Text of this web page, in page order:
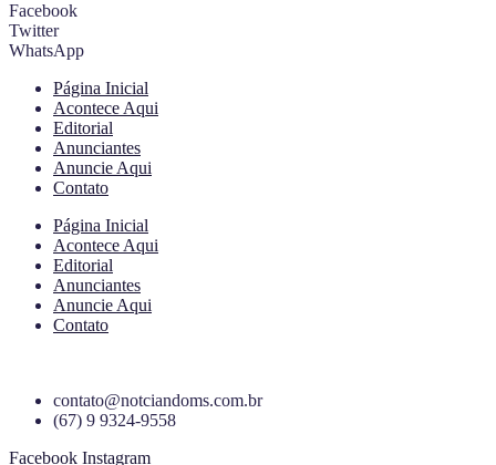
Facebook
Twitter
WhatsApp
Página Inicial
Acontece Aqui
Editorial
Anunciantes
Anuncie Aqui
Contato
Página Inicial
Acontece Aqui
Editorial
Anunciantes
Anuncie Aqui
Contato
contato@notciandoms.com.br
(67) 9 9324-9558
Facebook Instagram